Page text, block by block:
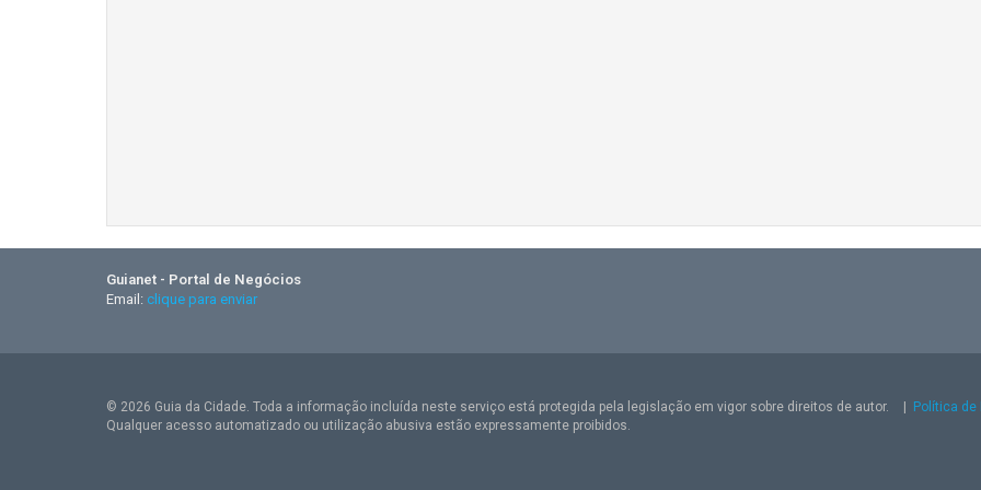
Guianet - Portal de Negócios
Email: clique para enviar
© 2026 Guia da Cidade. Toda a informação incluída neste serviço está protegida pela legislação em vigor sobre direitos de autor.
Política de
Qualquer acesso automatizado ou utilização abusiva estão expressamente proibidos.